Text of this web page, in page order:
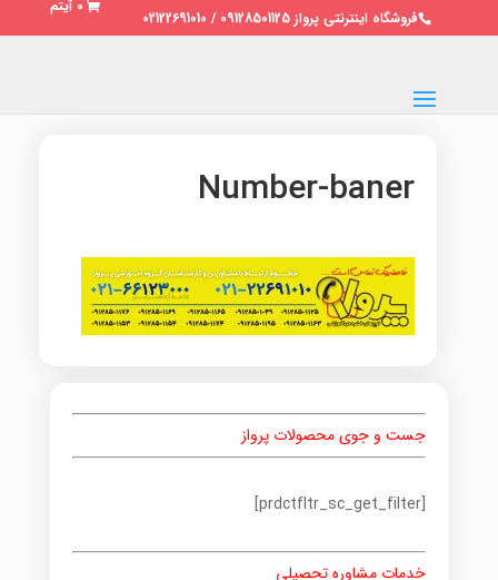
فروشگاه اینترنتی پرواز 09128501125 / 02122691010
0 آیتم
Number-baner
جست و جوی محصولات پرواز
[prdctfltr_sc_get_filter]
خدمات مشاوره تحصیلی